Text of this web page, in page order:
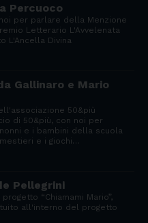
Percuoco
per parlare della Menzione
Letterario L'Avvelenata
L'Ancella Divina
Gallinaro e Mario
50&più
di 50&più, con noi per
e i bambini della scuola
e i giochi…
Pellegrini
“Chiamami Mario”,
all'interno del progetto